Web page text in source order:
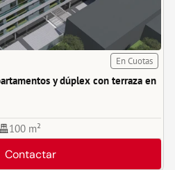
En Cuotas
y dúplex con terraza en
100 m²
Contactar